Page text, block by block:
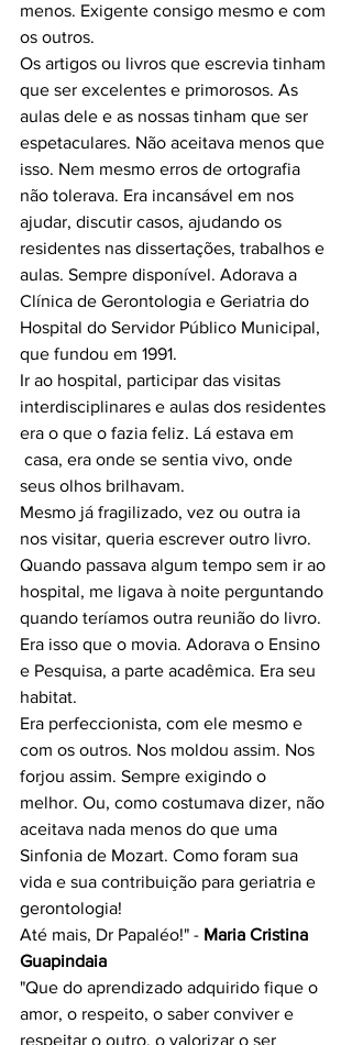
menos. Exigente consigo mesmo e com
os outros.
Os artigos ou livros que escrevia tinham
que ser excelentes e primorosos. As
aulas dele e as nossas tinham que ser
espetaculares. Não aceitava menos que
isso. Nem mesmo erros de ortografia
não tolerava. Era incansável em nos
ajudar, discutir casos, ajudando os
residentes nas dissertações, trabalhos e
aulas. Sempre disponível. Adorava a
Clínica de Gerontologia e Geriatria do
Hospital do Servidor Público Municipal,
que fundou em 1991.
Ir ao hospital, participar das visitas
interdisciplinares e aulas dos residentes
era o que o fazia feliz. Lá estava em
casa, era onde se sentia vivo, onde
seus olhos brilhavam.
Mesmo já fragilizado, vez ou outra ia
nos visitar, queria escrever outro livro.
Quando passava algum tempo sem ir ao
hospital, me ligava à noite perguntando
quando teríamos outra reunião do livro.
Era isso que o movia. Adorava o Ensino
e Pesquisa, a parte acadêmica. Era seu
habitat.
Era perfeccionista, com ele mesmo e
com os outros. Nos moldou assim. Nos
forjou assim. Sempre exigindo o
melhor. Ou, como costumava dizer, não
aceitava nada menos do que uma
Sinfonia de Mozart. Como foram sua
vida e sua contribuição para geriatria e
gerontologia!
Até mais, Dr Papaléo!" - Maria Cristina
Guapindaia
"Que do aprendizado adquirido fique o
amor, o respeito, o saber conviver e
respeitar o outro, o valorizar o ser